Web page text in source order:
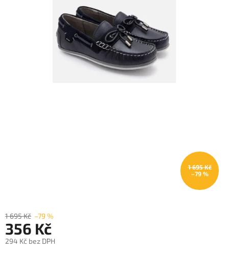
1 695 Kč
–79 %
1 695 Kč –79 %
356 Kč
294 Kč bez DPH